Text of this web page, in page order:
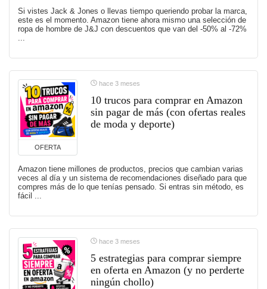
Si vistes Jack & Jones o llevas tiempo queriendo probar la marca,
este es el momento. Amazon tiene ahora mismo una selección de
ropa de hombre de J&J con descuentos que van del -50% al -72%
...
OFERTA
hace 3 meses
10 trucos para comprar en Amazon
sin pagar de más (con ofertas reales
de moda y deporte)
Amazon tiene millones de productos, precios que cambian varias
veces al día y un sistema de recomendaciones diseñado para que
compres más de lo que tenías pensado. Si entras sin método, es
fácil ...
hace 3 meses
5 estrategias para comprar siempre
en oferta en Amazon (y no perderte
ningún chollo)